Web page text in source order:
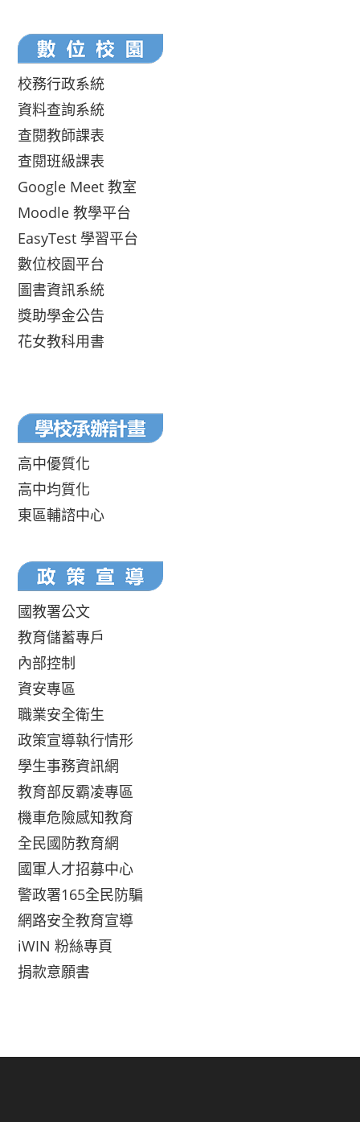
校務行政系統
資料查詢系統
查閱教師課表
查閱班級課表
Google Meet 教室
Moodle 教學平台
EasyTest 學習平台
數位校園平台
圖書資訊系統
獎助學金公告
花女教科用書
高中優質化
高中均質化
東區輔諮中心
國教署公文
教育儲蓄專戶
內部控制
資安專區
職業安全衛生
政策宣導執行情形
學生事務資訊網
教育部反霸凌專區
機車危險感知教育
全民國防教育網
國軍人才招募中心
警政署165全民防騙
網路安全教育宣導
iWIN 粉絲專頁
捐款意願書